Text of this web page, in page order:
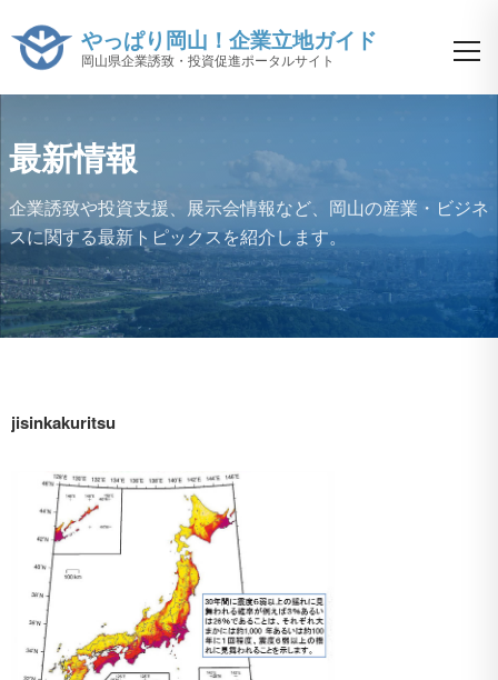
やっぱり岡山！企業立地ガイド
岡山県企業誘致・投資促進ポータルサイト
最新情報
企業誘致や投資支援、展示会情報など、 岡山の産業・ビジネ
スに関する最新トピックスを紹介します。
jisinkakuritsu